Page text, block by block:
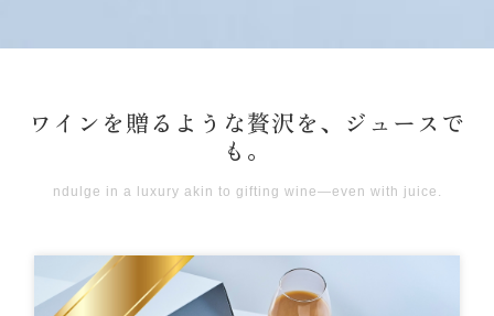
ワインを贈るような贅沢を、ジュースで
も。
ndulge in a luxury akin to gifting wine—even with juice.